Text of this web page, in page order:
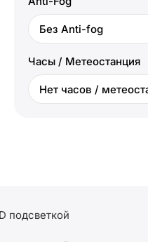
Без Anti-fog
Часы / Метеостанция
Нет часов /
подсветкой